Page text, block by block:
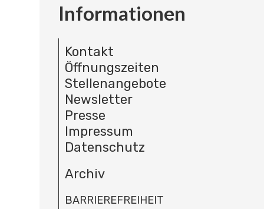
Informationen
Kontakt
Öffnungszeiten
Stellenangebote
Newsletter
Presse
Impressum
Datenschutz
Archiv
BARRIEREFREIHEIT